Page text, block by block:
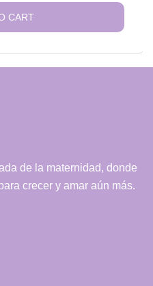
CART
de la maternidad, donde
crecer y amar aún más.